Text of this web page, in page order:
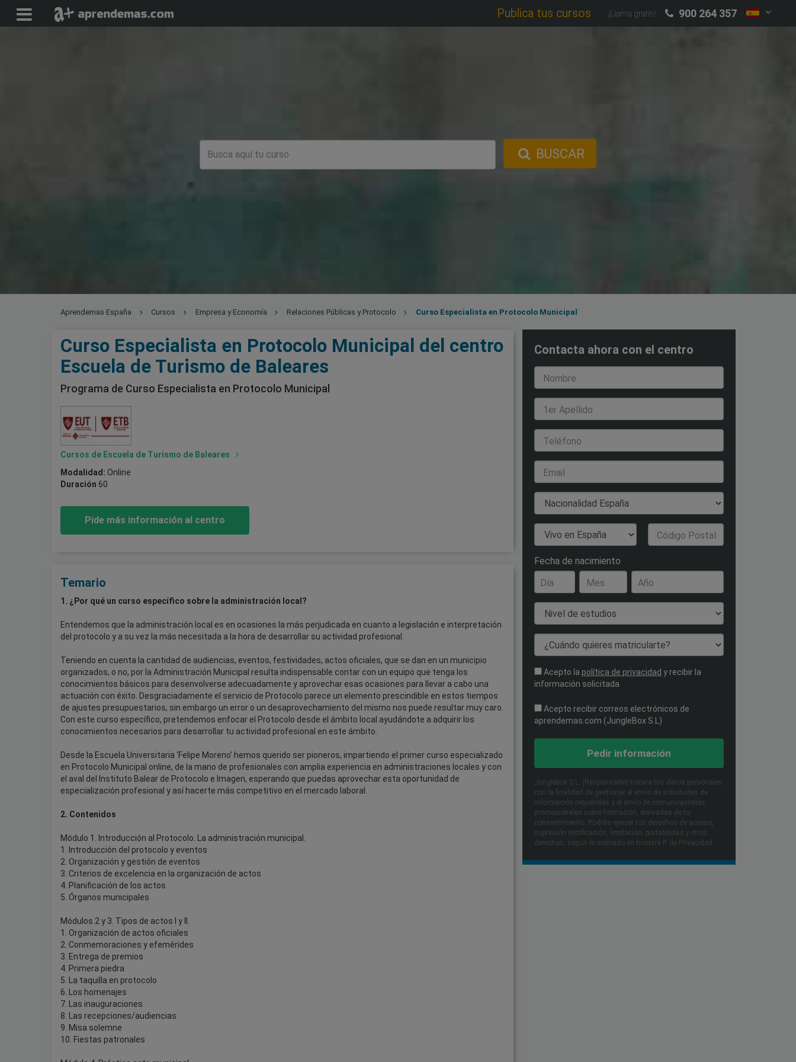
Publica tus cursos ¡Llama gratis! 900 264 357
BUSCAR
Aprendemas España Cursos Empresa y Economía Relaciones Públicas y Protocolo Curso Especialista en Protocolo Municipal
Curso Especialista en Protocolo Municipal del centro
Escuela de Turismo de Baleares
Programa de Curso Especialista en Protocolo Municipal
Cursos de Escuela de Turismo de Baleares
Modalidad: Online
Duración 60
Pide más información al centro
Temario
1. ¿Por qué un curso específico sobre la administración local?
Entendemos que la administración local es en ocasiones la más perjudicada en cuanto a legislación e interpretación
del protocolo y a su vez la más necesitada a la hora de desarrollar su actividad profesional.
Teniendo en cuenta la cantidad de audiencias, eventos, festividades, actos oficiales, que se dan en un municipio
organizados, o no, por la Administración Municipal resulta indispensable contar con un equipo que tenga los
conocimientos básicos para desenvolverse adecuadamente y aprovechar esas ocasiones para llevar a cabo una
actuación con éxito. Desgraciadamente el servicio de Protocolo parece un elemento prescindible en estos tiempos
de ajustes presupuestarios, sin embargo un error o un desaprovechamiento del mismo nos puede resultar muy caro.
Con este curso específico, pretendemos enfocar el Protocolo desde el ámbito local ayudándote a adquirir los
conocimientos necesarios para desarrollar tu actividad profesional en este ámbito.
Desde la Escuela Universitaria ‘Felipe Moreno’ hemos querido ser pioneros, impartiendo el primer curso especializado
en Protocolo Municipal online, de la mano de profesionales con amplia experiencia en administraciones locales y con
el aval del Instituto Balear de Protocolo e Imagen, esperando que puedas aprovechar esta oportunidad de
especialización profesional y así hacerte más competitivo en el mercado laboral.
2. Contenidos
Módulo 1. Introducción al Protocolo. La administración municipal.
1. Introducción del protocolo y eventos
2. Organización y gestión de eventos
3. Criterios de excelencia en la organización de actos
4. Planificación de los actos
5. Órganos municipales
Módulos 2 y 3. Tipos de actos I y II.
1. Organización de actos oficiales
2. Conmemoraciones y efemérides
3. Entrega de premios
4. Primera piedra
5. La taquilla en protocolo
6. Los homenajes
7. Las inauguraciones
8. Las recepciones/audiencias
9. Misa solemne
10. Fiestas patronales
Contacta ahora con el centro
Nombre
1er Apellido
Teléfono
Email
Nacionalidad
País de Residencia Código Postal
Fecha de nacimiento
Día
Mes Año
Nivel de estudios
¿Cuándo quieres matricularte?
Acepto la política de privacidad y recibir la
información solicitada
Acepto recibir correos electrónicos de
aprendemas.com (JungleBox S.L)
Pedir información
Junglebox S.L. (Responsable) tratará tus datos personales
con la finalidad de gestionar el envío de solicitudes de
información requeridas y el envío de comunicaciones
promocionales sobre formación, derivadas de tu
consentimiento. Podrás ejercer tus derechos de acceso,
supresión rectificación, limitación, portabilidad y otros
derechos, según lo indicado en nuestra P. de Privacidad​